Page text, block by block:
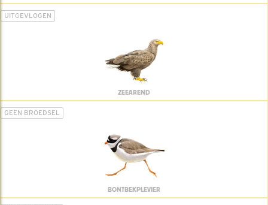
UITGEVLOGEN
ZEEAREND
GEEN BROEDSEL
BONTBEKPLEVIER